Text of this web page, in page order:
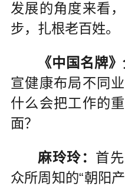
发展的角度来看
步，扎根老百姓。
《中国名牌》
宣健康布局不同
什么会把工作的
面？
麻玲玲： 首
众所周知的“朝阳